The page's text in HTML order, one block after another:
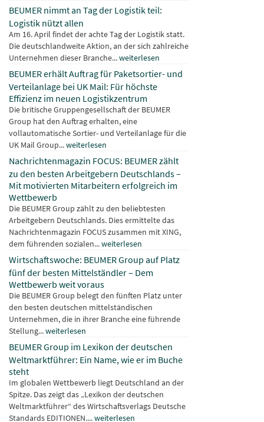
BEUMER nimmt an Tag der Logistik teil:
Logistik nützt allen
Am 16. April findet der achte Tag der Logistik statt.
Die deutschlandweite Aktion, an der sich zahlreiche
Unternehmen dieser Branche...weiterlesen
BEUMER erhält Auftrag für Paketsortier- und
Verteilanlage bei UK Mail: Für höchste
Effizienz im neuen Logistikzentrum
Die britische Gruppengesellschaft der BEUMER
Group hat den Auftrag erhalten, eine
vollautomatische Sortier- und Verteilanlage für die
UK Mail Group...weiterlesen
Nachrichtenmagazin FOCUS: BEUMER zählt
zu den besten Arbeitgebern Deutschlands –
Mit motivierten Mitarbeitern erfolgreich im
Wettbewerb
Die BEUMER Group zählt zu den beliebtesten
Arbeitgebern Deutschlands. Dies ermittelte das
Nachrichtenmagazin FOCUS zusammen mit XING,
dem führenden sozialen...weiterlesen
Wirtschaftswoche: BEUMER Group auf Platz
fünf der besten Mittelständler – Dem
Wettbewerb weit voraus
Die BEUMER Group belegt den fünften Platz unter
den besten deutschen mittelständischen
Unternehmen, die in ihrer Branche eine führende
Stellung...weiterlesen
BEUMER Group im Lexikon der deutschen
Weltmarktführer: Ein Name, wie er im Buche
steht
Im globalen Wettbewerb liegt Deutschland an der
Spitze. Das zeigt das „Lexikon der deutschen
Weltmarktführer“ des Wirtschaftsverlags Deutsche
Standards EDITIONEN....weiterlesen